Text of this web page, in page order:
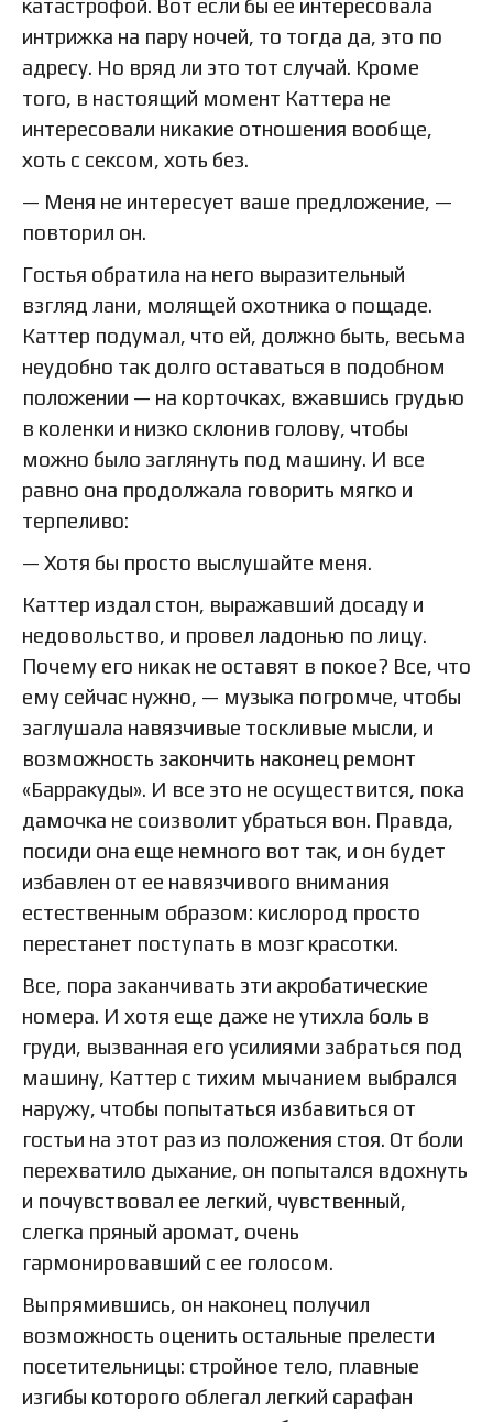
катастрофой. Вот если бы ее интересовала
интрижка на пару ночей, то тогда да, это по
адресу. Но вряд ли это тот случай. Кроме
того, в настоящий момент Каттера не
интересовали никакие отношения вообще,
хоть с сексом, хоть без.
— Меня не интересует ваше предложение, —
повторил он.
Гостья обратила на него выразительный
взгляд лани, молящей охотника о пощаде.
Каттер подумал, что ей, должно быть, весьма
неудобно так долго оставаться в подобном
положении — на корточках, вжавшись грудью
в коленки и низко склонив голову, чтобы
можно было заглянуть под машину. И все
равно она продолжала говорить мягко и
терпеливо:
— Хотя бы просто выслушайте меня.
Каттер издал стон, выражавший досаду и
недовольство, и провел ладонью по лицу.
Почему его никак не оставят в покое? Все, что
ему сейчас нужно, — музыка погромче, чтобы
заглушала навязчивые тоскливые мысли, и
возможность закончить наконец ремонт
«Барракуды». И все это не осуществится, пока
дамочка не соизволит убраться вон. Правда,
посиди она еще немного вот так, и он будет
избавлен от ее навязчивого внимания
естественным образом: кислород просто
перестанет поступать в мозг красотки.
Все, пора заканчивать эти акробатические
номера. И хотя еще даже не утихла боль в
груди, вызванная его усилиями забраться под
машину, Каттер с тихим мычанием выбрался
наружу, чтобы попытаться избавиться от
гостьи на этот раз из положения стоя. От боли
перехватило дыхание, он попытался вдохнуть
и почувствовал ее легкий, чувственный,
слегка пряный аромат, очень
гармонировавший с ее голосом.
Выпрямившись, он наконец получил
возможность оценить остальные прелести
посетительницы: стройное тело, плавные
изгибы которого облегал легкий сарафан